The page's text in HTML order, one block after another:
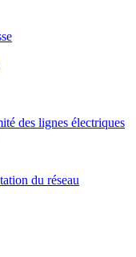
des lignes électriques
du réseau